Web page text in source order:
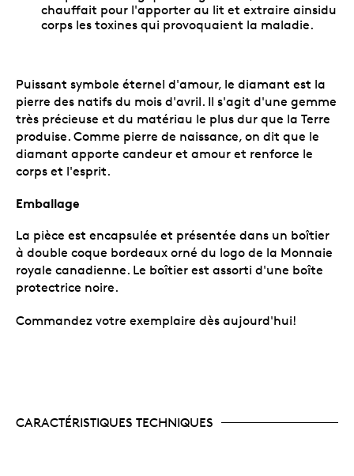
chauffait pour l'apporter au lit et extraire ainsidu
corps les toxines qui provoquaient la maladie.
Puissant symbole éternel d'amour, le diamant est la
pierre des natifs du mois d'avril. Il s'agit d'une gemme
très précieuse et du matériau le plus dur que la Terre
produise. Comme pierre de naissance, on dit que le
diamant apporte candeur et amour et renforce le
corps et l'esprit.
Emballage
La pièce est encapsulée et présentée dans un boîtier
à double coque bordeaux orné du logo de la Monnaie
royale canadienne. Le boîtier est assorti d'une boîte
protectrice noire.
Commandez votre exemplaire dès aujourd'hui!
CARACTÉRISTIQUES TECHNIQUES